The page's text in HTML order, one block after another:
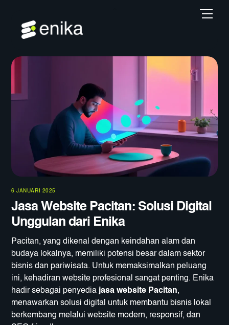
content
6 JANUARI 2025
Jasa Website Pacitan: Solusi Digital
Unggulan dari Enika
Pacitan, yang dikenal dengan keindahan alam dan
budaya lokalnya, memiliki potensi besar dalam sektor
bisnis dan pariwisata. Untuk memaksimalkan peluang
ini, kehadiran website profesional sangat penting. Enika
hadir sebagai penyedia jasa website Pacitan,
menawarkan solusi digital untuk membantu bisnis lokal
berkembang melalui website modern, responsif, dan